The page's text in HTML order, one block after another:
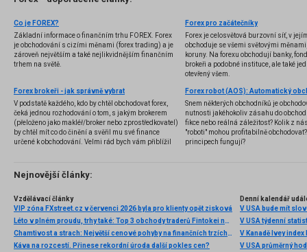
Co je FOREX?
Základní informace o finančním trhu FOREX. Forex
je obchodování s cizími měnami (forex trading) a je
zároveň největším a také nejlikvidnějším finančním
trhem na světě.
Forex pro začátečníky
Forex je celosvětová burzovní síť, v
obchoduje se všemi světovými
koruny. Na forexu obchodují banky,
brokeři a podobné instituce, ale také
otevřený všem.
Forex brokeři - jak správně vybrat
V podstatě každého, kdo by chtěl obchodovat forex,
čeká jednou rozhodování o tom, s jakým brokerem
(přeloženo jako makléř/broker nebo zprostředkovatel)
by chtěl mít co do činění a svěřil mu své finance
určené k obchodování. Velmi rád bych vám přiblížil
několik příkladů nejznámějších z nich.
Snem některých obchodníků je
nutnosti jakéhokoliv zásahu do
fikce nebo reálná záležitost? Kolik z
"roboti" mohou profitabilně
principech fungují?
Nejnovější články:
Vzdělávací články
VIP zóna FXstreet.cz v červenci 2026 byla pro klienty opět zisková
Léto v plném proudu, trhy také: Top 3 obchody traderů Fintokei na indexech a zlatě
Chamtivost a strach: Největší cenové pohyby na finančních trzích (červenec 2026)
Káva na rozcestí. Přinese rekordní úroda další pokles cen?
Denní kalendář
V USA bude mít
V USA týdenní
V Kanadě Ivey index
V USA průměrný